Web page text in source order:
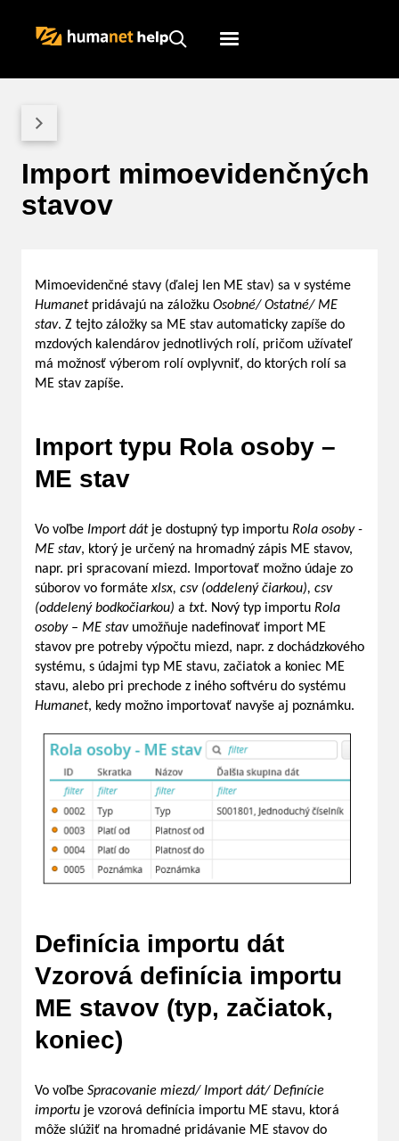
Humanet
Import mimoevidenčných
stavov
Mimoevidenčné stavy (ďalej len ME stav) sa v systéme
Humanet pridávajú na záložku Osobné/ Ostatné/ ME
stav. Z tejto záložky sa ME stav automaticky zapíše do
mzdových kalendárov jednotlivých rolí, pričom užívateľ
má možnosť výberom rolí ovplyvniť, do ktorých rolí sa
ME stav zapíše.
Import typu Rola osoby –
ME stav
Vo voľbe Import dát je dostupný typ importu Rola osoby -
ME stav, ktorý je určený na hromadný zápis ME stavov,
napr. pri spracovaní miezd. Importovať možno údaje zo
súborov vo formátexlsx, csv (oddelený čiarkou), csv
(oddelený bodkočiarkou) a txt. Nový typ importu Rola
osoby – ME stav umožňuje nadefinovať import ME
stavov pre potreby výpočtu miezd, napr. z dochádzkového
systému, s údajmi typ ME stavu, začiatok a koniec ME
stavu, alebo pri prechode z iného softvéru do systému
Humanet, kedy možno importovať navyše aj poznámku.
Definícia importu dát
Vzorová definícia importu
ME stavov (typ, začiatok,
koniec)
Vo voľbe Spracovanie miezd/ Import dát/ Definície
importu je vzorová definícia importu ME stavu, ktorá
môže slúžiť na hromadné pridávanie ME stavov do